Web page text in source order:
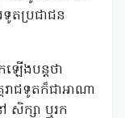
ទូតប្រជាជន
ើងបន្តថា
ាជទូតក៏ជាអាណា
សិក្សា ឬរក